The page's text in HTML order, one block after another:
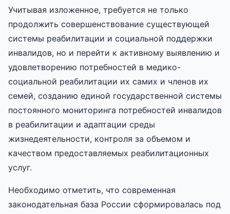
Учитывая изложенное, требуется не только
продолжить совершенствование существующей
системы реабилитации и социальной поддержки
инвалидов, но и перейти к активному выявлению и
удовлетворению потребностей в медико-
социальной реабилитации их самих и членов их
семей, созданию единой государственной системы
постоянного мониторинга потребностей инвалидов
в реабилитации и адаптации среды
жизнедеятельности, контроля за объемом и
качеством предоставляемых реабилитационных
услуг.
Необходимо отметить, что современная
законодательная база России сформировалась под